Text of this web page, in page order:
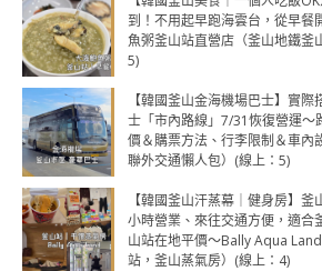
到！不用起早跑海雲台，從早餐
魚粥釜山站直營店（釜山地鐵釜
5)
【韓國釜山金海機場巴士】實
士「市內路線」7/31恢復營運～
價＆購票方法、行李限制＆車內
聯外交通懶人包）(線上：5)
【韓國釜山汗蒸幕｜健身房】
小時營業、來往交通方便，適合
山站在地平價～Bally Aqua
站，釜山蒸氣房）(線上：4)